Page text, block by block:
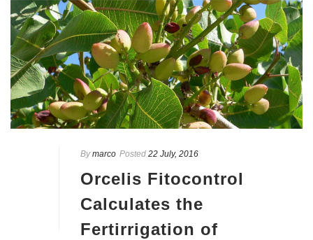
By marco Posted 22 July, 2016
Orcelis Fitocontrol
Calculates the
Fertirrigation of